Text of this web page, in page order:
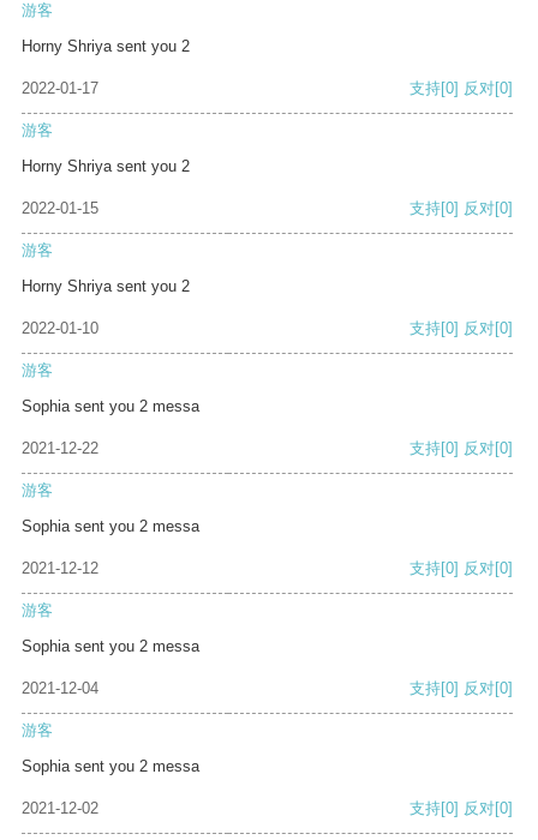
游客
Horny Shriya sent you 2
2022-01-17 支持[0] 反对[0]
游客
Horny Shriya sent you 2
2022-01-15 支持[0] 反对[0]
游客
Horny Shriya sent you 2
2022-01-10 支持[0] 反对[0]
游客
Sophia sent you 2 messa
2021-12-22 支持[0] 反对[0]
游客
Sophia sent you 2 messa
2021-12-12 支持[0] 反对[0]
游客
Sophia sent you 2 messa
2021-12-04 支持[0] 反对[0]
游客
Sophia sent you 2 messa
2021-12-02 支持[0] 反对[0]